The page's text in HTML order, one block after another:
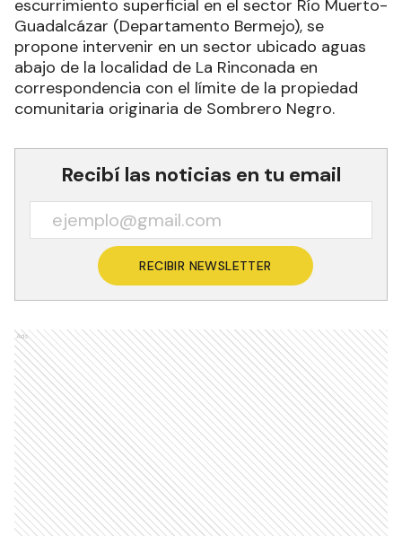
escurrimiento superficial en el sector Río Muerto-
Guadalcázar (Departamento Bermejo), se
propone intervenir en un sector ubicado aguas
abajo de la localidad de La Rinconada en
correspondencia con el límite de la propiedad
comunitaria originaria de Sombrero Negro.
Recibí las noticias en tu email
RECIBIR NEWSLETTER
Ads